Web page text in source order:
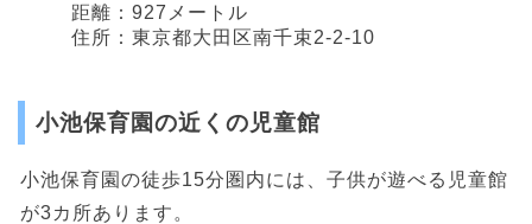
距離：927メートル
住所：東京都大田区南千束2-2-10
小池保育園の近くの児童館
小池保育園の徒歩15分圏内には、子供が遊べる児童館
が3カ所あります。